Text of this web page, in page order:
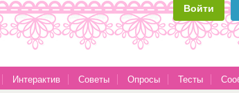
Войти
Интерактив Советы Опросы Тесты